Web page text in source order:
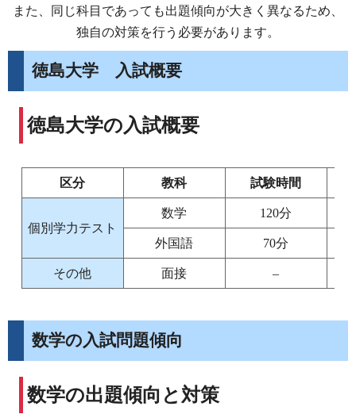
また、同じ科目であっても出題傾向が大きく異なるため、
独自の対策を行う必要があります。
徳島大学 入試概要
徳島大学の入試概要
区分 教科 試験時間
個別学力テスト
数学 120分
外国語 70分
その他 面接 –
数学の入試問題傾向
数学の出題傾向と対策